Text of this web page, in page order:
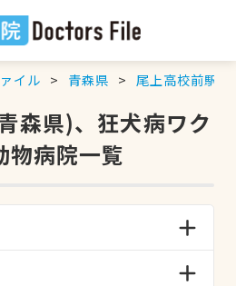
イル 青森県 尾上高校前駅
森県)、狂犬病ワク
物病院一覧